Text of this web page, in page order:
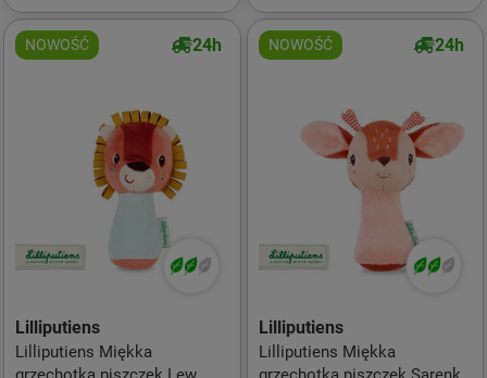
NOWOŚĆ 24h
Lilliputiens
Lilliputiens Miękka
NOWOŚĆ 24h
Lilliputiens
Lilliputiens Miękka